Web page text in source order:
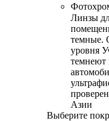
Линзы
темные.
уровня
темнеют
Азии
Выберите